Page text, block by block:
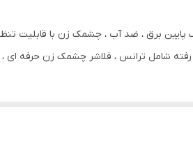
پایین برق ، ضد آب ، چشمک زن با
رفته شامل ترانس ، فلاشر چشمک زن حرفه